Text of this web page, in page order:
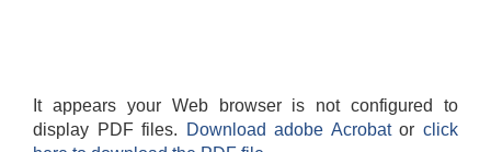
It appears your Web browser is not configured to
display PDF files.
Download adobe Acrobatorclick